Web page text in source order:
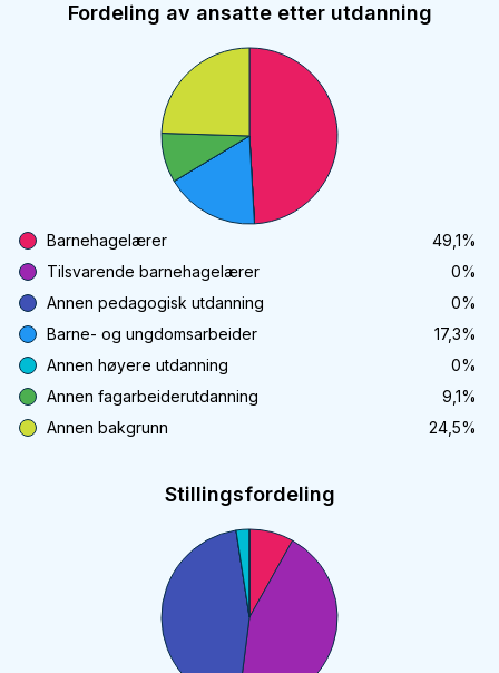
Fordeling av ansatte etter utdanning
Barnehagelærer 49,1%
Tilsvarende barnehagelærer
0%
Annen pedagogisk utdanning
0%
Barne- og ungdomsarbeider
17,3%
Annen høyere utdanning
0%
Annen fagarbeiderutdanning
9,1%
Annen bakgrunn
24,5%
Stillingsfordeling